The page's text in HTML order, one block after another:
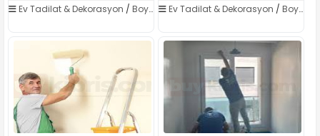
Ev Tadilat & Dekorasyon / Boya & Badana Ev Tadilat & Dekorasyon /Boya & Badana